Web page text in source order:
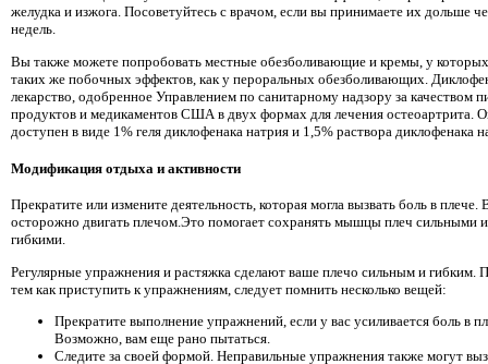
желудка и изжога. Посоветуйтесь с врачом, если вы принимаете их дольше
недель.
Вы также можете попробовать местные обезболивающие и кремы, у
таких же побочных эффектов, как у пероральных обезболивающих.
лекарство, одобренное Управлением по санитарному надзору за качеством
продуктов и медикаментов США в двух формах для лечения остеоартрита.
доступен в виде 1% геля диклофенака натрия и 1,5% раствора диклофенака
Модификация отдыха и активности
Прекратите или измените деятельность, которая могла вызвать боль в плече.
осторожно двигать плечом.Это помогает сохранять мышцы плеч сильными и
гибкими.
Регулярные упражнения и растяжка сделают ваше плечо сильным и гибким.
тем как приступить к упражнениям, следует помнить несколько вещей:
Прекратите выполнение упражнений, если у вас усиливается боль в
Возможно, вам еще рано пытаться.
Следите за своей формой. Неправильные упражнения также могут